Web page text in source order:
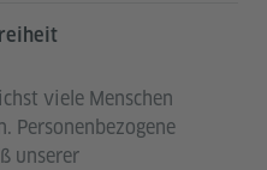
viele Menschen
Personenbezogene
unserer